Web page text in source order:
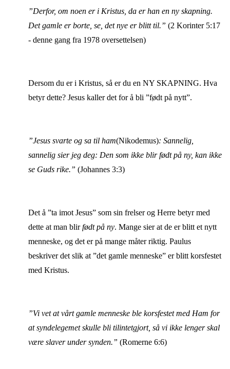
”Derfor, om noen er i Kristus, da er han en ny skapning.
Det gamle er borte, se, det nye er blitt til.” (2 Korinter 5:17
- denne gang fra 1978 oversettelsen)
Dersom du er i Kristus, så er du en NY SKAPNING. Hva
betyr dette? Jesus kaller det for å bli ”født på nytt”.
”Jesus svarte og sa til ham(Nikodemus): Sannelig,
sannelig sier jeg deg: Den som ikke blir født på ny, kan ikke
se Guds rike.” (Johannes 3:3)
Det å ”ta imot Jesus” som sin frelser og Herre betyr med
dette at man blirfødt på ny. Mange sier at de er blitt et nytt
menneske, og det er på mange måter riktig. Paulus
beskriver det slik at ”det gamle menneske” er blitt korsfestet
med Kristus.
”Vi vet at vårt gamle menneske ble korsfestet med Ham for
at syndelegemet skulle bli tilintetgjort, så vi ikke lenger skal
være slaver under synden.” (Romerne 6:6)